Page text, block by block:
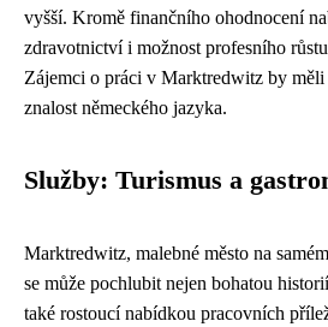
vyšší. Kromě finančního ohodnocení
zdravotnictví i možnost profesního
Zájemci o práci v Marktredwitz by
znalost německého jazyka.
Služby: Turismus a
Marktredwitz, malebné město na
se může pochlubit nejen bohatou
také rostoucí nabídkou pracovních